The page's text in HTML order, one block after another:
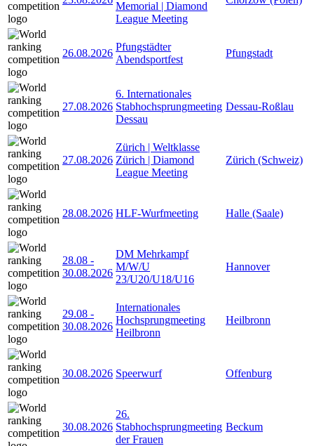
Memorial | Diamond
League Meeting
26.08.2026
Pfungstädter
Abendsportfest
Pfungstadt
27.08.2026
6. Internationales
Stabhochsprungmeeting
Dessau
Dessau-Roßlau
27.08.2026
Zürich | Weltklasse
Zürich | Diamond
League Meeting
Zürich (Schweiz)
28.08.2026 HLF-Wurfmeeting Halle (Saale)
28.08 -
30.08.2026
DM Mehrkampf
M/W/U
23/U20/U18/U16
Hannover
29.08 -
30.08.2026
Internationales
Hochsprungmeeting
Heilbronn
Heilbronn
30.08.2026 Speerwurf Offenburg
30.08.2026
26.
Stabhochsprungmeeting
der Frauen
Beckum